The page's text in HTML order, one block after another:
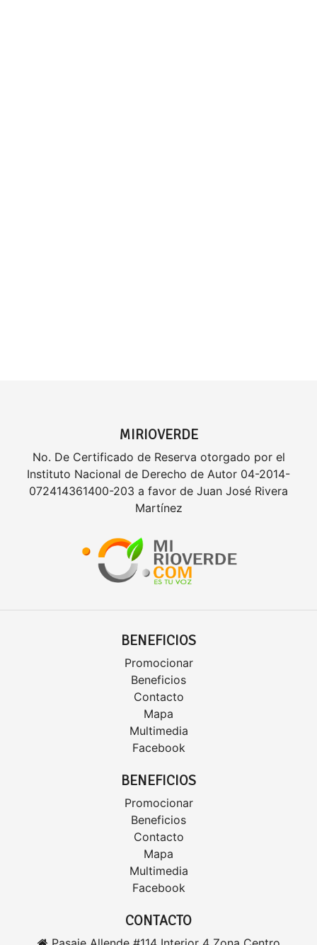
MIRIOVERDE
No. De Certificado de Reserva otorgado por el
Instituto Nacional de Derecho de Autor 04-2014-
072414361400-203 a favor de Juan José Rivera
Martínez
BENEFICIOS
Promocionar
Beneficios
Contacto
Mapa
Multimedia
Facebook
BENEFICIOS
Promocionar
Beneficios
Contacto
Mapa
Multimedia
Facebook
CONTACTO